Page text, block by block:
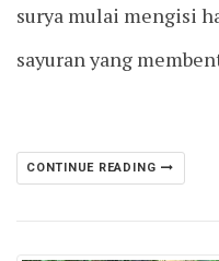
surya mulai mengisi
sayuran yang
CONTINUE READING